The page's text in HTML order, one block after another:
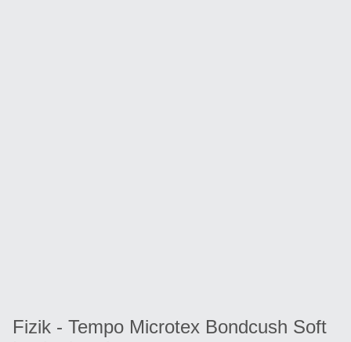
Fizik - Tempo Microtex Bondcush Soft